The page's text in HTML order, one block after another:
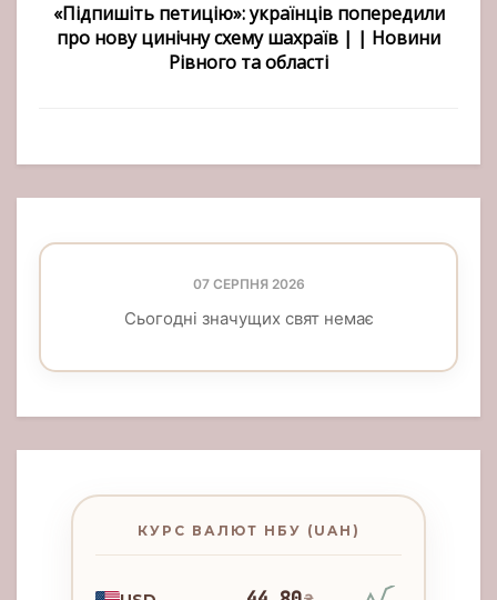
«Підпишіть петицію»: українців попередили
про нову цинічну схему шахраїв | | Новини
Рівного та області
07 СЕРПНЯ 2026
Сьогодні значущих свят немає
КУРС ВАЛЮТ НБУ (UAH)